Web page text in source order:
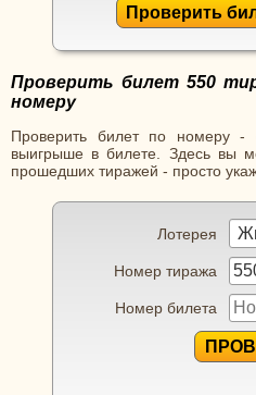
Проверить
Проверить билет 550
номеру
Проверить билет по номеру -
выигрыше в билете. Здесь вы
прошедших тиражей - просто
Лотерея
Номер тиража
Номер билета